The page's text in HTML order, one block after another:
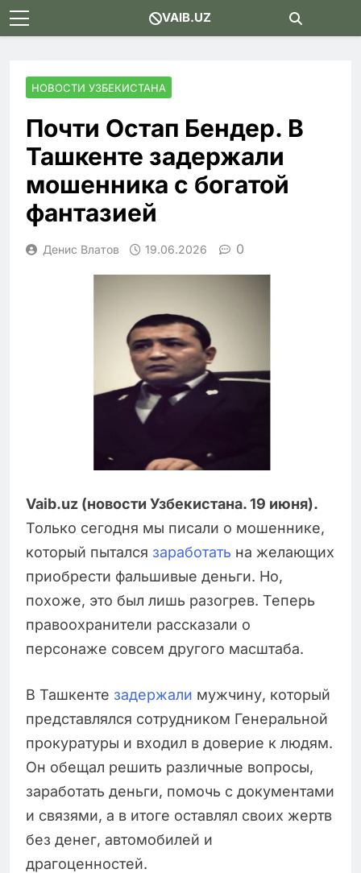
Skip
to
VAIB.UZ
НОВОСТИ УЗБЕКИСТАНА
Почти Остап Бендер. В
Ташкенте задержали
мошенника с богатой
фантазией
Денис Влатов 19.06.2026 0
Vaib.uz (новости Узбекистана. 19 июня).
Только сегодня мы писали о мошеннике,
который пытался заработать на желающих
приобрести фальшивые деньги. Но,
похоже, это был лишь разогрев. Теперь
правоохранители рассказали о
персонаже совсем другого масштаба.
В Ташкенте задержали мужчину, который
представлялся сотрудником Генеральной
прокуратуры и входил в доверие к людям.
Он обещал решить различные вопросы,
заработать деньги, помочь с документами
и связями, а в итоге оставлял своих жертв
без денег, автомобилей и
драгоценностей.